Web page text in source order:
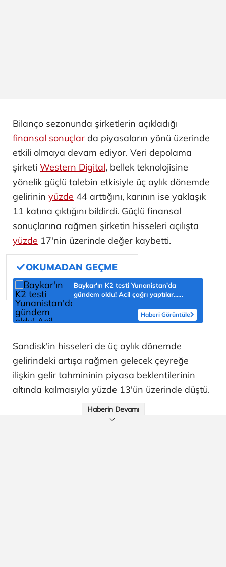
Bilanço sezonunda şirketlerin açıkladığı
finansal sonuçlar da piyasaların yönü üzerinde
etkili olmaya devam ediyor. Veri depolama
şirketi Western Digital, bellek teknolojisine
yönelik güçlü talebin etkisiyle üç aylık dönemde
gelirinin yüzde 44 arttığını, karının ise yaklaşık
11 katına çıktığını bildirdi. Güçlü finansal
sonuçlarına rağmen şirketin hisseleri açılışta
yüzde 17'nin üzerinde değer kaybetti.
Baykar'ın K2 testi Yunanistan'da
gündem oldu! Acil çağrı yaptılar...
Haberi Görüntüle
Sandisk'in hisseleri de üç aylık dönemde
gelirindeki artışa rağmen gelecek çeyreğe
ilişkin gelir tahmininin piyasa beklentilerinin
altında kalmasıyla yüzde 13'ün üzerinde düştü.
Haberin Devamı